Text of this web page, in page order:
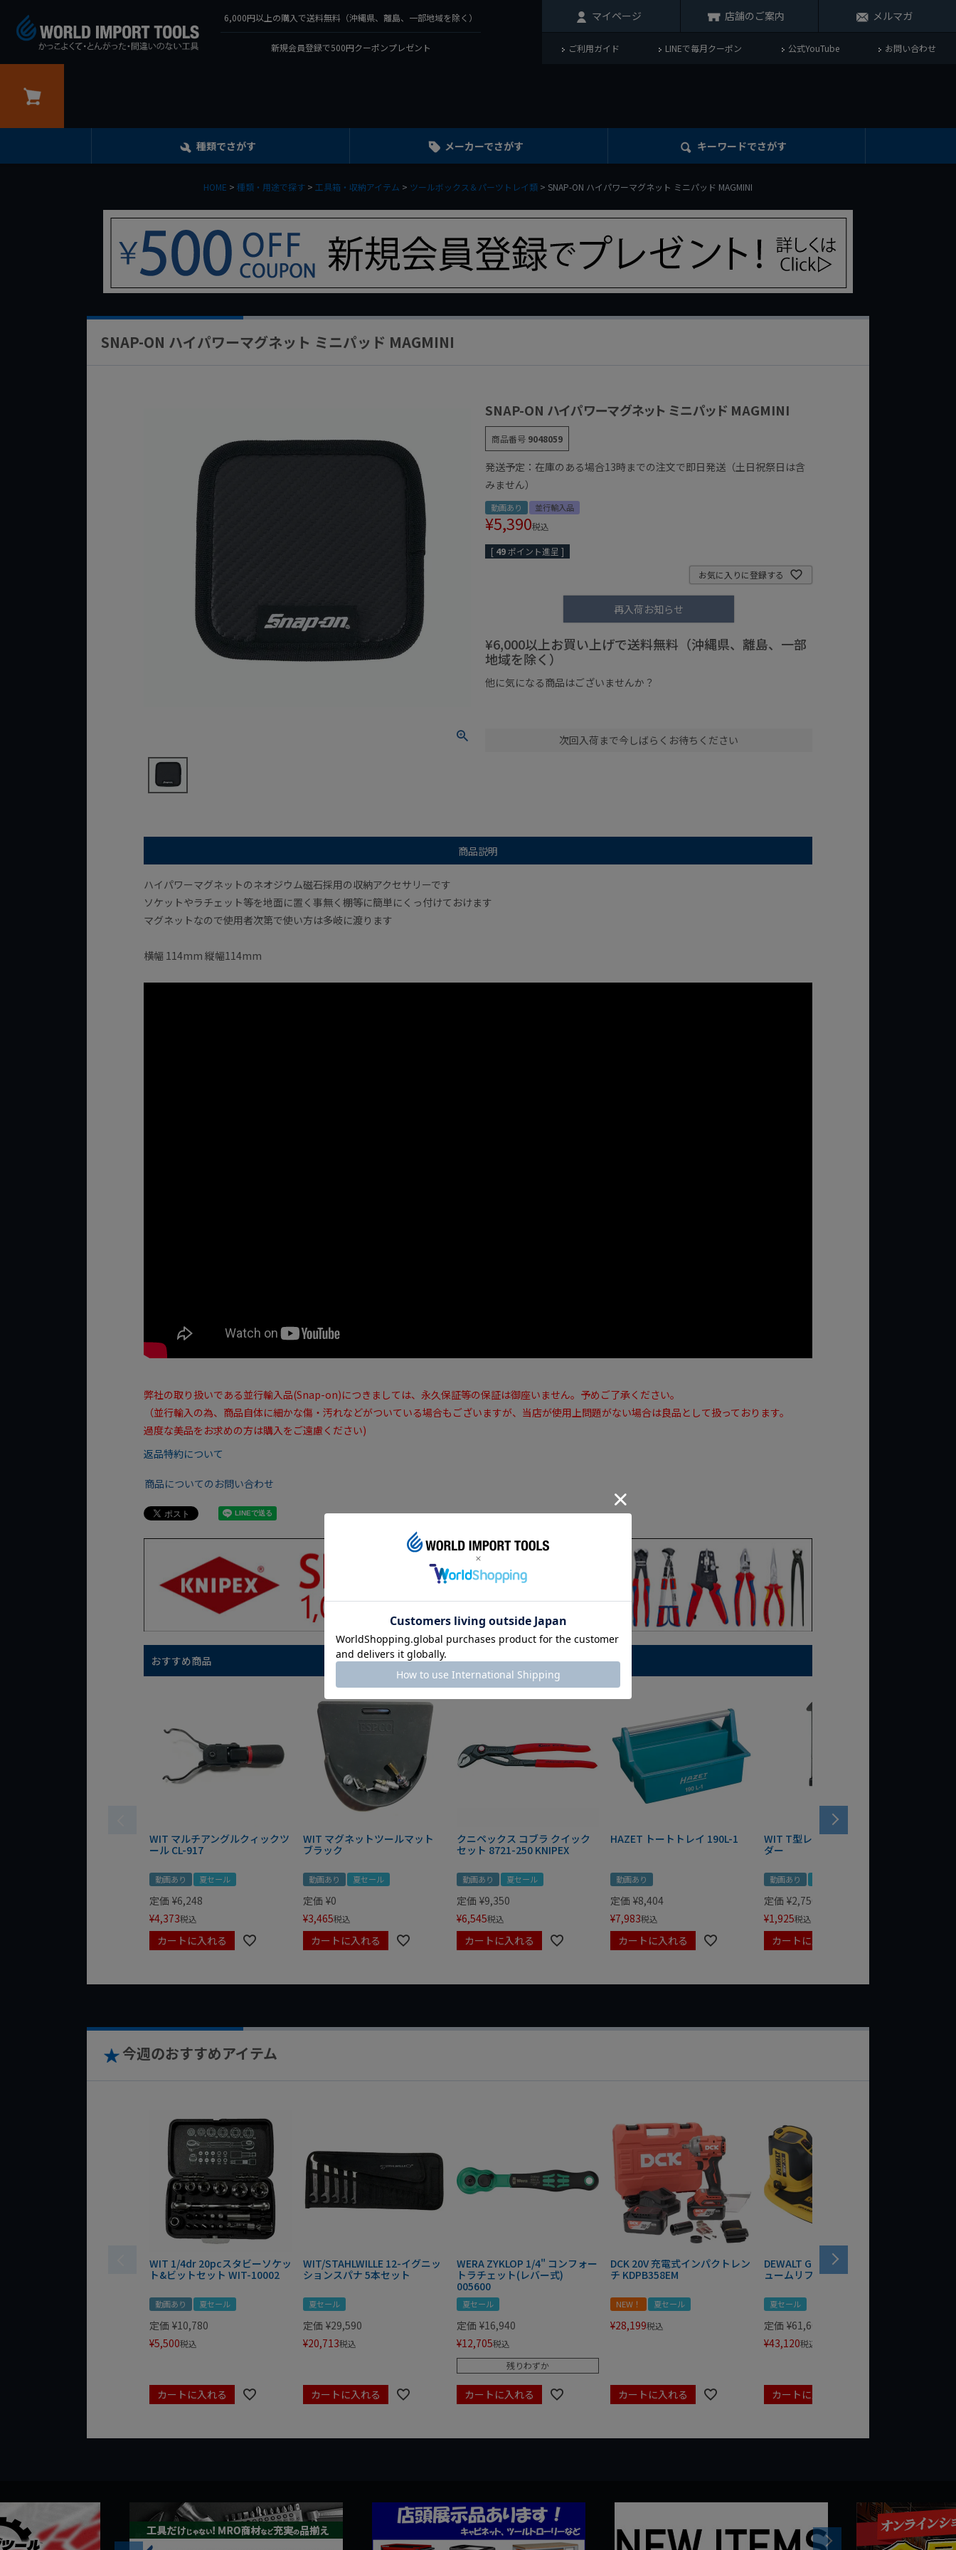
6,000円以上の購入で送料無料（沖縄県、離島、一部地域を除く）
新規会員登録で500円クーポンプレゼント
マイページ 店舗のご案内 メルマガ
ご利用ガイド LINEで毎月クーポン 公式YouTube お問い合わせ
種類でさがす メーカーでさがす キーワードでさがす
HOME 種類・用途で探す 工具箱・収納アイテム ツールボックス＆パーツトレイ類 SNAP-ON ハイパワーマグネット ミニパッド MAGMINI
SNAP-ON ハイパワーマグネット ミニパッド MAGMINI
SNAP-ON ハイパワーマグネット ミニパッド MAGMINI
商品番号 9048059
発送予定：在庫のある場合13時までの注文で即日発送（土日祝祭日は含
みません）
動画あり 並行輸入品
¥5,390税込
[ 49ポイント進呈 ]
お気に入りに登録する
再入荷お知らせ
¥6,000以上お買い上げで送料無料（沖縄県、離島、一部
地域を除く）
他に気になる商品はございませんか？
次回入荷まで今しばらくお待ちください
商品説明
ハイパワーマグネットのネオジウム磁石採用の収納アクセサリーです
ソケットやラチェット等を地面に置く事無く棚等に簡単にくっ付けておけます
マグネットなので使用者次第で使い方は多岐に渡ります
横幅 114mm 縦幅114mm
弊社の取り扱いである並行輸入品(Snap-on)につきましては、永久保証等の保証は御座いません。予めご了承ください。
（並行輸入の為、商品自体に細かな傷・汚れなどがついている場合もございますが、当店が使用上問題がない場合は良品として扱っております。
過度な美品をお求めの方は購入をご遠慮ください)
返品特約について
商品についてのお問い合わせ
おすすめ商品
WIT マルチアングルクィックツ
ール CL-917
動画あり 夏セール
定価 ¥6,248
¥4,373税込
カートに入れる
WIT マグネットツールマット
ブラック
動画あり 夏セール
定価 ¥0
¥3,465税込
カートに入れる
クニペックス コブラ クイック
セット 8721-250 KNIPEX
動画あり 夏セール
定価 ¥9,350
¥6,545税込
カートに入れる
HAZET トートトレイ 190L-1
動画あり
定価 ¥8,404
¥7,983税込
カートに入れる
WIT T型レンチマグネットホル
ダー
動画あり
定価 ¥2,750
¥1,925税込
カートに入れる
今週のおすすめアイテム
WIT 1/4dr 20pcスタビーソケッ
ト&ビットセット WIT-10002
動画あり 夏セール
定価 ¥10,780
¥5,500税込
カートに入れる
WIT/STAHLWILLE 12-イグニッ
ションスパナ 5本セット
夏セール
定価 ¥29,590
¥20,713税込
カートに入れる
WERA ZYKLOP 1/4" コンフォー
トラチェット(レバー式)
005600
夏セール
定価 ¥16,940
¥12,705税込
残りわずか
カートに入れる
DCK 20V 充電式インパクトレン
チ KDPB358EM
NEW！ 夏セール
¥28,199税込
カートに入れる
DEWALT GRABO 18V電動バキ
ュームリフター DCE590N-XJ
夏セール
定価 ¥61,600
¥43,120税込
カートに入れる
Next